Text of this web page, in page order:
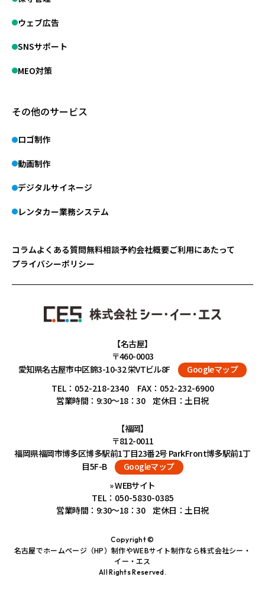
ウェブ広告
SNSサポート
MEO対策
その他のサービス
ロゴ制作
動画制作
デジタルサイネージ
レンタカー業務システム
コラムよくある質問無料相談予約会社概要ご利用にあたって
プライバシーポリシー
【名古屋】
〒460-0003
愛知県名古屋市中区錦3-10-32 栄VTビル8F
Googleマップ
TEL： 052-218-2340FAX：052-232-6900
営業時間：9:30～18：30 定休日：土日祝
【福岡】
〒812-0011
福岡県福岡市博多区博多駅前1丁目23番2号 ParkFront博多駅前1丁
目5F-B
Googleマップ
» WEBサイト
TEL： 050-5830-0385
営業時間：9:30～18：30 定休日：土日祝
Copyright ©
名古屋でホームページ（HP）制作やWEBサイト制作なら株式会社シー・
イー・エス
All Rights Reserved.